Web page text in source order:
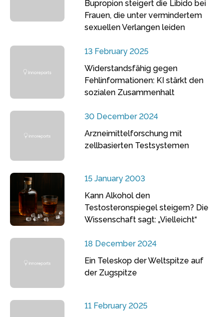
Bupropion steigert die Libido bei
Frauen, die unter vermindertem
sexuellen Verlangen leiden
13 February 2025
Widerstandsfähig gegen
Fehlinformationen: KI stärkt den
sozialen Zusammenhalt
30 December 2024
Arzneimittelforschung mit
zellbasierten Testsystemen
15 January 2003
Kann Alkohol den
Testosteronspiegel steigern? Die
Wissenschaft sagt: „Vielleicht“
18 December 2024
Ein Teleskop der Weltspitze auf
der Zugspitze
11 February 2025